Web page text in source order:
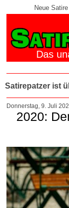
Neue Satire
Das
Satirepatzer ist
Donnerstag, 9. Juli
2020: